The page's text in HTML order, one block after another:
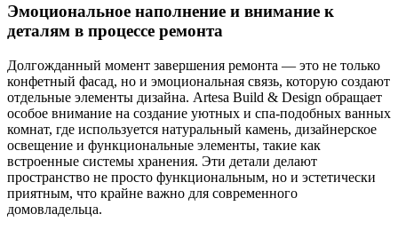
Эмоциональное наполнение и внимание к
деталям в процессе ремонта
Долгожданный момент завершения ремонта — это не только
конфетный фасад, но и эмоциональная связь, которую создают
отдельные элементы дизайна. Artesa Build & Design обращает
особое внимание на создание уютных и спа-подобных ванных
комнат, где используется натуральный камень, дизайнерское
освещение и функциональные элементы, такие как
встроенные системы хранения. Эти детали делают
пространство не просто функциональным, но и эстетически
приятным, что крайне важно для современного
домовладельца.